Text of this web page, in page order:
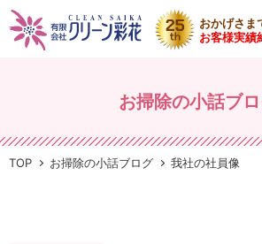
おかげさま
お客様実績
お掃除の小話ブ
TOP お掃除の小話ブログ 我社の社員像